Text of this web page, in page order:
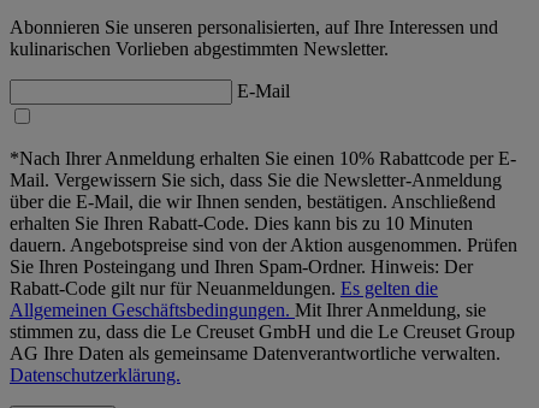
Abonnieren Sie unseren personalisierten, auf Ihre Interessen und
kulinarischen Vorlieben abgestimmten Newsletter.
E-Mail
*Nach Ihrer Anmeldung erhalten Sie einen 10% Rabattcode per E-
Mail. Vergewissern Sie sich, dass Sie die Newsletter-Anmeldung
über die E-Mail, die wir Ihnen senden, bestätigen. Anschließend
erhalten Sie Ihren Rabatt-Code. Dies kann bis zu 10 Minuten
dauern. Angebotspreise sind von der Aktion ausgenommen. Prüfen
Sie Ihren Posteingang und Ihren Spam-Ordner. Hinweis: Der
Rabatt-Code gilt nur für Neuanmeldungen. Es gelten die
Allgemeinen Geschäftsbedingungen. Mit Ihrer Anmeldung, sie
stimmen zu, dass die Le Creuset GmbH und die Le Creuset Group
AG Ihre Daten als gemeinsame Datenverantwortliche verwalten.
Datenschutzerklärung.